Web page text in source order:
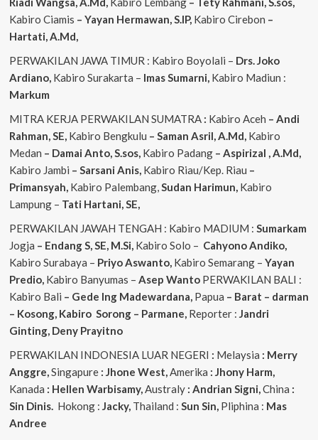
Kabiro Ciamis – Yayan Hermawan, S.IP, Kabiro Cirebon –
Hartati, A.Md,
PERWAKILAN JAWA TIMUR : Kabiro Boyolali – Drs. Joko
Ardiano, Kabiro Surakarta – ImasSumarni, Kabiro Madiun :
Markum
MITRA KERJA PERWAKILAN SUMATRA : Kabiro Aceh – Andi
Rahman, SE, Kabiro Bengkulu – Saman Asril, A.Md, Kabiro
Medan – Damai Anto, S.sos, Kabiro Padang– Aspirizal , A.Md,
Kabiro Jambi – Sarsani Anis, Kabiro Riau/Kep. Riau –
Primansyah, Kabiro Palembang,Sudan Harimun, Kabiro
Lampung – Tati Hartani, SE,
PERWAKILAN JAWAH TENGAH : Kabiro MADIUM : Sumarkam
Jogja – Endang S, SE, M.Si, Kabiro Solo – CahyonoAndiko,
Kabiro Surabaya – PriyoAswanto, Kabiro Semarang – Yayan
Predio, Kabiro Banyumas – Asep WantoPERWAKILAN BALI :
Kabiro Bali – Gede Ing Madewardana, Papua – Barat – darman
– Kosong, Kabiro Sorong – Parmane, Reporter : Jandri
Ginting, Deny Prayitno
PERWAKILAN INDONESIA LUAR NEGERI : Melaysia : Merry
Anggre,Singapure: Jhone West,Amerika : Jhony Harm,
Kanada : Hellen Warbisamy,Australy : Andrian Signi,China :
Sin Dinis. Hokong : Jacky, Thailand : Sun Sin, Pliphina : Mas
Andree